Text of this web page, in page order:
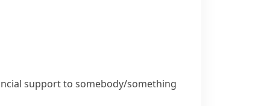
support to somebody/something